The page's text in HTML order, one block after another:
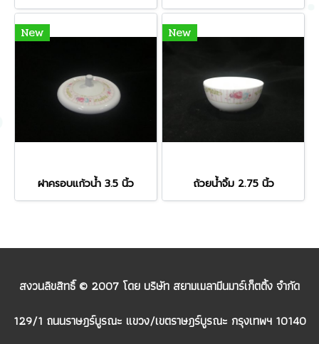
New
ฝาครอบแก้วน้ำ 3.5 นิ้ว
New
ถ้วยน้ำจิ้ม 2.75 นิ้ว
สงวนลิขสิทธิ์ © 2007 โดย บริษัท สยามเมลามีนมาร์เก็ตติ้ง จำกัด
129/1 ถนนราษฎร์บูรณะ แขวง/เขตราษฎร์บูรณะ กรุงเทพฯ 10140